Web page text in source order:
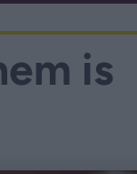
is